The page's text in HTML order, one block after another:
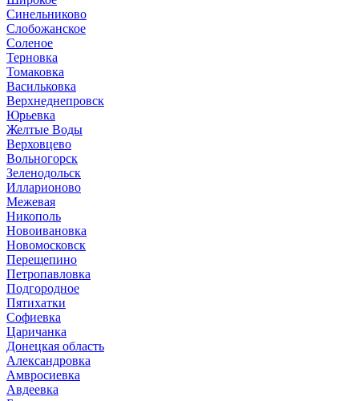
Синельниково
Слобожанское
Соленое
Терновка
Томаковка
Васильковка
Верхнеднепровск
Юрьевка
Желтые Воды
Верховцево
Вольногорск
Зеленодольск
Илларионово
Межевая
Никополь
Новоивановка
Новомосковск
Перещепино
Петропавловка
Подгородное
Пятихатки
Софиевка
Царичанка
Донецкая область
Александровка
Амвросиевка
Авдеевка